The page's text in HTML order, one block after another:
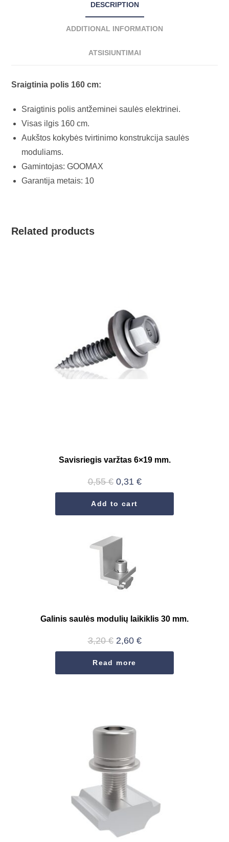
DESCRIPTION
ADDITIONAL INFORMATION
ATSISIUNTIMAI
Sraigtinia polis 160 cm:
Sraigtinis polis antžeminei saulės elektrinei.
Visas ilgis 160 cm.
Aukštos kokybės tvirtinimo konstrukcija saulės
moduliams.
Gamintojas: GOOMAX
Garantija metais: 10
Related products
Savisriegis varžtas 6×19 mm.
0,55€ 0,31 €
Add to cart
Galinis saulės modulių laikiklis 30 mm.
3,20€ 2,60 €
Read more